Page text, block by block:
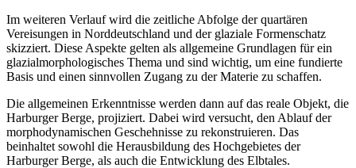
Im weiteren Verlauf wird die zeitliche Abfolge der quartären
Vereisungen in Norddeutschland und der glaziale Formenschatz
skizziert. Diese Aspekte gelten als allgemeine Grundlagen für ein
glazialmorphologisches Thema und sind wichtig, um eine fundierte
Basis und einen sinnvollen Zugang zu der Materie zu schaffen.
Die allgemeinen Erkenntnisse werden dann auf das reale Objekt, die
Harburger Berge, projiziert. Dabei wird versucht, den Ablauf der
morphodynamischen Geschehnisse zu rekonstruieren. Das
beinhaltet sowohl die Herausbildung des Hochgebietes der
Harburger Berge, als auch die Entwicklung des Elbtales.